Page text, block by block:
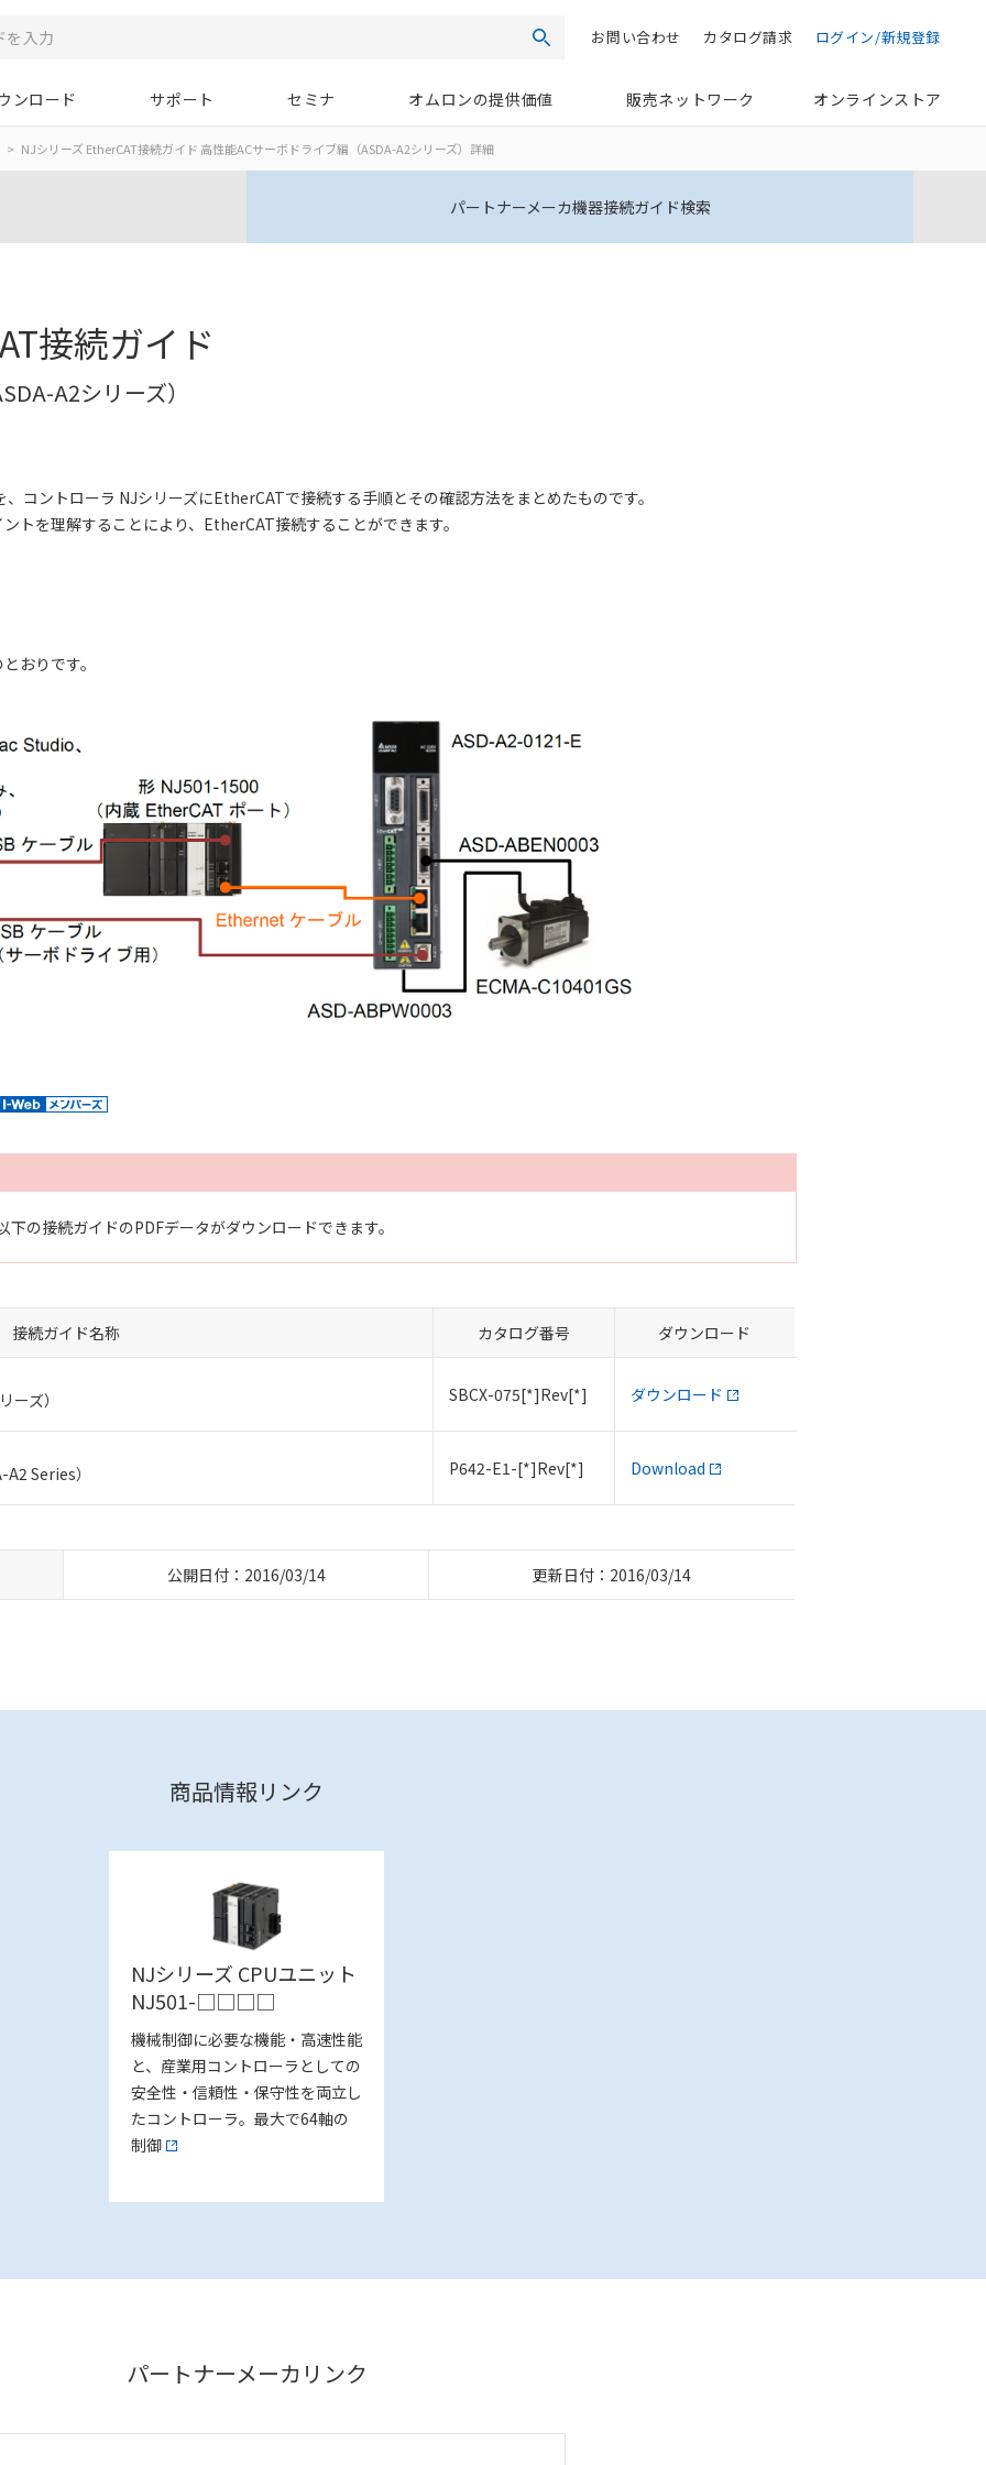
検索 ログイン/新規登録
カタログ請求
お問い合わせ
ンロード サポート セミナ オムロンの提供価値 販売ネットワーク オンラインストア
NJシリーズ EtherCAT接続ガイド 高性能ACサーボドライブ編（ASDA-A2シリーズ）詳細
パートナーメーカ機器接続ガイド検索
接続ガイド
A2シリーズ）
コントローラ NJシリーズにEtherCATで接続する手順とその確認方法をまとめたものです。
トを理解することにより、EtherCAT接続することができます。
おりです。
下の接続ガイドのPDFデータがダウンロードできます。
接続ガイド名称 カタログ番号 ダウンロード
ズ） SBCX-075[*]Rev[*] ダウンロード
Series） P642-E1-[*]Rev[*] Download
公開日付：2016/03/14 更新日付：2016/03/14
商品情報リンク
NJシリーズ CPUユニット
NJ501-□□□□
機械制御に必要な機能・高速性能
と、産業用コントローラとしての
安全性・信頼性・保守性を両立し
たコントローラ。最大で64軸の
制御
パートナーメーカリンク